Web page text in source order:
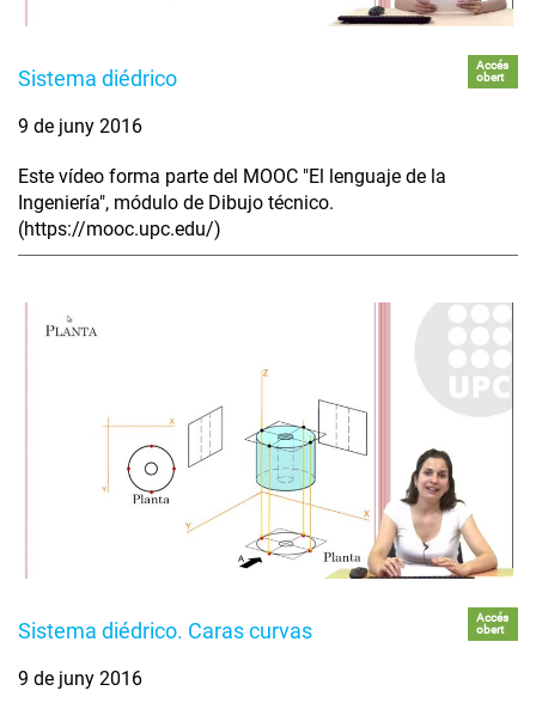
Sistema diédrico
Accés
obert
9 de juny 2016
Este vídeo forma parte del MOOC "El lenguaje de la
Ingeniería", módulo de Dibujo técnico.
(https://mooc.upc.edu/)
Sistema diédrico. Caras curvas
Accés
obert
9 de juny 2016